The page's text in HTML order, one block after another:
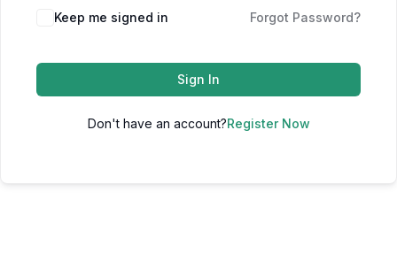
Keep me signed in Forgot Password?
Sign In
Don't have an account?Register Now